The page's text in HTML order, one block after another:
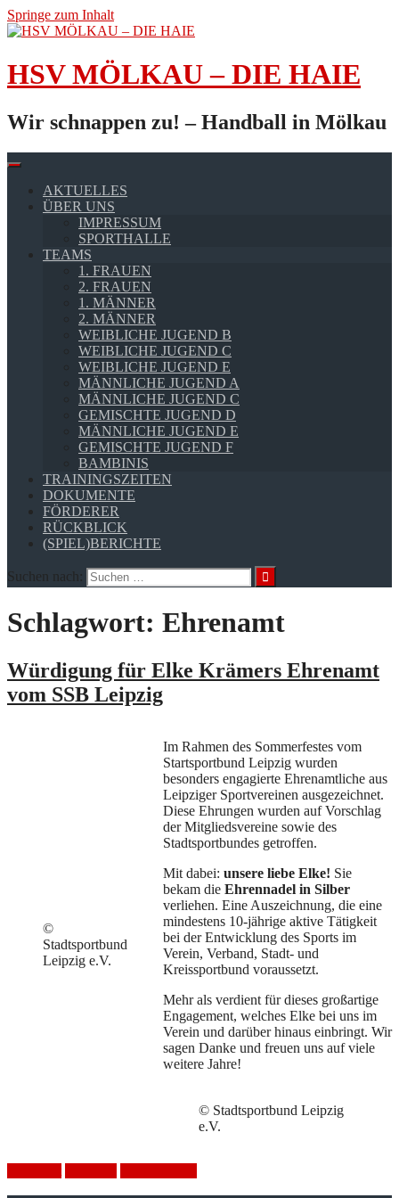
Springe zum Inhalt
HSV MÖLKAU – DIE HAIE
Wir schnappen zu! – Handball in Mölkau
AKTUELLES
ÜBER UNS
IMPRESSUM
SPORTHALLE
TEAMS
1. FRAUEN
2. FRAUEN
1. MÄNNER
2. MÄNNER
WEIBLICHE JUGEND B
WEIBLICHE JUGEND C
WEIBLICHE JUGEND E
MÄNNLICHE JUGEND A
MÄNNLICHE JUGEND C
GEMISCHTE JUGEND D
MÄNNLICHE JUGEND E
GEMISCHTE JUGEND F
BAMBINIS
TRAININGSZEITEN
DOKUMENTE
FÖRDERER
RÜCKBLICK
(SPIEL)BERICHTE
Suchen nach:
Schlagwort: Ehrenamt
Würdigung für Elke Krämers Ehrenamt
vom SSB Leipzig
©
Stadtsportbund
Leipzig e.V.
Im Rahmen des Sommerfestes vom
Startsportbund Leipzig wurden
besonders engagierte Ehrenamtliche aus
Leipziger Sportvereinen ausgezeichnet.
Diese Ehrungen wurden auf Vorschlag
der Mitgliedsvereine sowie des
Stadtsportbundes getroffen.
Mit dabei: unsere liebe Elke! Sie
bekam die Ehrennadel in Silber
verliehen. Eine Auszeichnung, die eine
mindestens 10-jährige aktive Tätigkeit
bei der Entwicklung des Sports im
Verein, Verband, Stadt- und
Kreissportbund voraussetzt.
Mehr als verdient für dieses großartige
Engagement, welches Elke bei uns im
Verein und darüber hinaus einbringt. Wir
sagen Danke und freuen uns auf viele
weitere Jahre!
© Stadtsportbund Leipzig
e.V.